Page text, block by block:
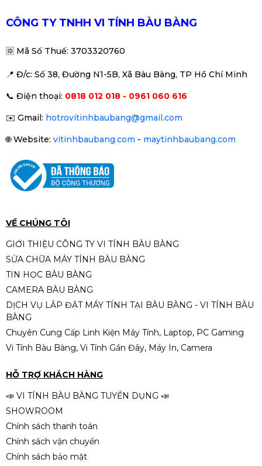
CÔNG TY TNHH VI TÍNH BÀU BÀNG
🆔 Mã Số Thuế: 3703320760
📍 Đ/c: Số 38, Đường N1-5B, Xã Bàu Bàng, TP Hồ Chí Minh
📞 Điện thoại: 0818 012 018 - 0961 060 616
✉️ Gmail: hotrovitinhbaubang@gmail.com
🌐Website: vitinhbaubang.com - maytinhbaubang.com
VỀ CHÚNG TÔI
GIỚI THIỆU CÔNG TY VI TÍNH BÀU BÀNG
SỬA CHỮA MÁY TÍNH BÀU BÀNG
TIN HỌC BÀU BÀNG
CAMERA BÀU BÀNG
DỊCH VỤ LẮP ĐẶT MÁY TÍNH TẠI BÀU BÀNG - VI TÍNH BÀU
BÀNG
Chuyên Cung Cấp Linh Kiện Máy Tính, Laptop, PC Gaming
Vi Tính Bàu Bàng, Vi Tính Gần Đây, Máy In, Camera
HỖ TRỢ KHÁCH HÀNG
📣 VI TÍNH BÀU BÀNG TUYỂN DỤNG 📣
SHOWROOM
Chính sách thanh toán
Chính sách vận chuyển
Chính sách bảo mật